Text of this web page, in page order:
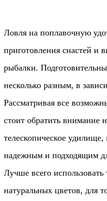
Ловля на поплавочную
приготовления снастей и
рыбалки.
несколько разным, в
Рассматривая все
стоит обратить внимание
телескопическое удилище,
надежным и подходящим
Лучше всего
натуральных цветов, для